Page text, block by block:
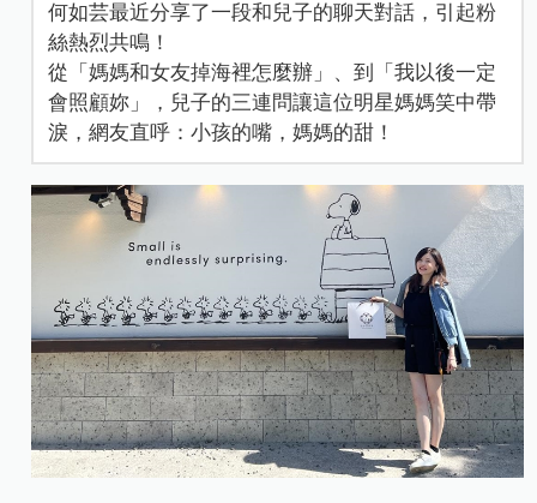
何如芸最近分享了一段和兒子的聊天對話，引起粉
絲熱烈共鳴！
從「媽媽和女友掉海裡怎麼辦」、到「我以後一定
會照顧妳」，兒子的三連問讓這位明星媽媽笑中帶
淚，網友直呼：小孩的嘴，媽媽的甜！